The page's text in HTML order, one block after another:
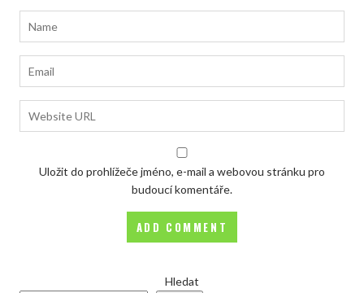
Uložit do prohlížeče jméno, e-mail a webovou stránku pro
budoucí komentáře.
Hledat